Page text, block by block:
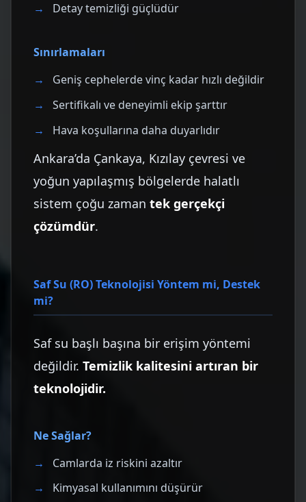
Detay temizliği güçlüdür
Sınırlamaları
Geniş cephelerde vinç kadar hızlı değildir
Sertifikalı ve deneyimli ekip şarttır
Hava koşullarına daha duyarlıdır
Ankara’da Çankaya, Kızılay çevresi ve
yoğun yapılaşmış bölgelerde halatlı
sistem çoğu zaman tek gerçekçi
çözümdür.
Saf Su (RO) Teknolojisi Yöntem mi, Destek
mi?
Saf su başlı başına bir erişim yöntemi
değildir. Temizlik kalitesini artıran bir
teknolojidir.
Ne Sağlar?
Camlarda iz riskini azaltır
Kimyasal kullanımını düşürür